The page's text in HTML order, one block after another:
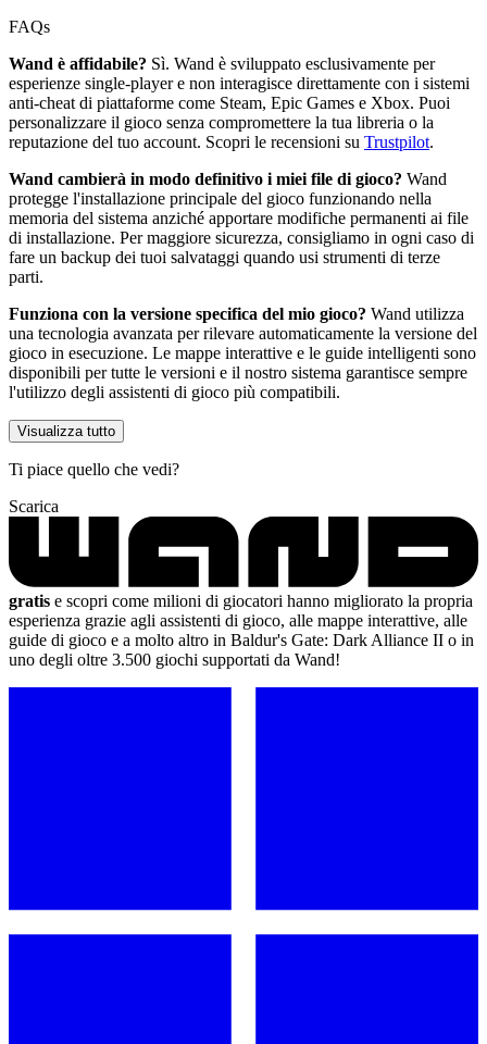
FAQs
Wand è affidabile? Sì. Wand è sviluppato esclusivamente per
esperienze single-player e non interagisce direttamente con i sistemi
anti-cheat di piattaforme come Steam, Epic Games e Xbox. Puoi
personalizzare il gioco senza compromettere la tua libreria o la
reputazione del tuo account. Scopri le recensioni su Trustpilot.
Wand cambierà in modo definitivo i miei file di gioco? Wand
protegge l'installazione principale del gioco funzionando nella
memoria del sistema anziché apportare modifiche permanenti ai file
di installazione. Per maggiore sicurezza, consigliamo in ogni caso di
fare un backup dei tuoi salvataggi quando usi strumenti di terze
parti.
Funziona con la versione specifica del mio gioco? Wand utilizza
una tecnologia avanzata per rilevare automaticamente la versione del
gioco in esecuzione. Le mappe interattive e le guide intelligenti sono
disponibili per tutte le versioni e il nostro sistema garantisce sempre
l'utilizzo degli assistenti di gioco più compatibili.
Visualizza tutto
Ti piace quello che vedi?
Scarica
gratis e scopri come milioni di giocatori hanno migliorato la propria
esperienza grazie agli assistenti di gioco, alle mappe interattive, alle
guide di gioco e a molto altro in Baldur's Gate: Dark Alliance II o in
uno degli oltre 3.500 giochi supportati da Wand!